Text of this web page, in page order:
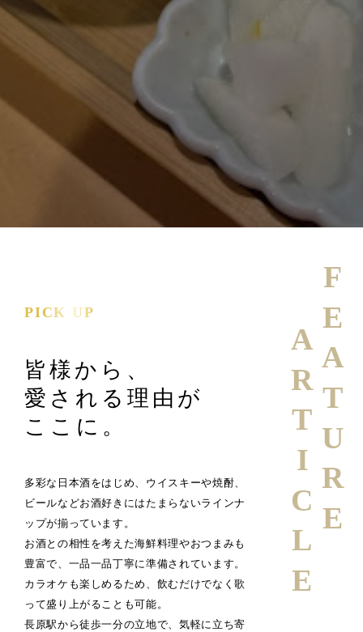
PICK UP
皆様から、
愛される理由が
ここに。
多彩な日本酒をはじめ、ウイスキーや焼酎、
ビールなどお酒好きにはたまらないラインナ
ップが揃っています。
お酒との相性を考えた海鮮料理やおつまみも
豊富で、一品一品丁寧に準備されています。
カラオケも楽しめるため、飲むだけでなく歌
って盛り上がることも可能。
長原駅から徒歩一分の立地で、気軽に立ち寄
FEATURE
ARTICLE